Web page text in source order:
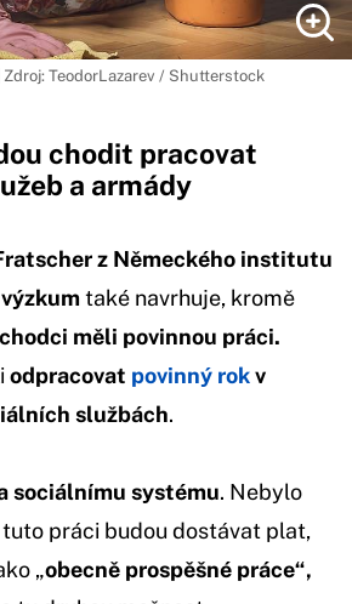
TeodorLazarev / Shutterstock
chodit pracovat
a armády
z Německého institutu
také navrhuje, kromě
měli povinnou práci.
odpracovat povinný rokv
službách.
sociálnímu systému. Nebylo
práci budou dostávat plat,
„obecně prospěšné práce“,